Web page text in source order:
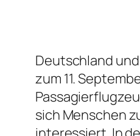
Deutschland
zum 11.
sich Menschen